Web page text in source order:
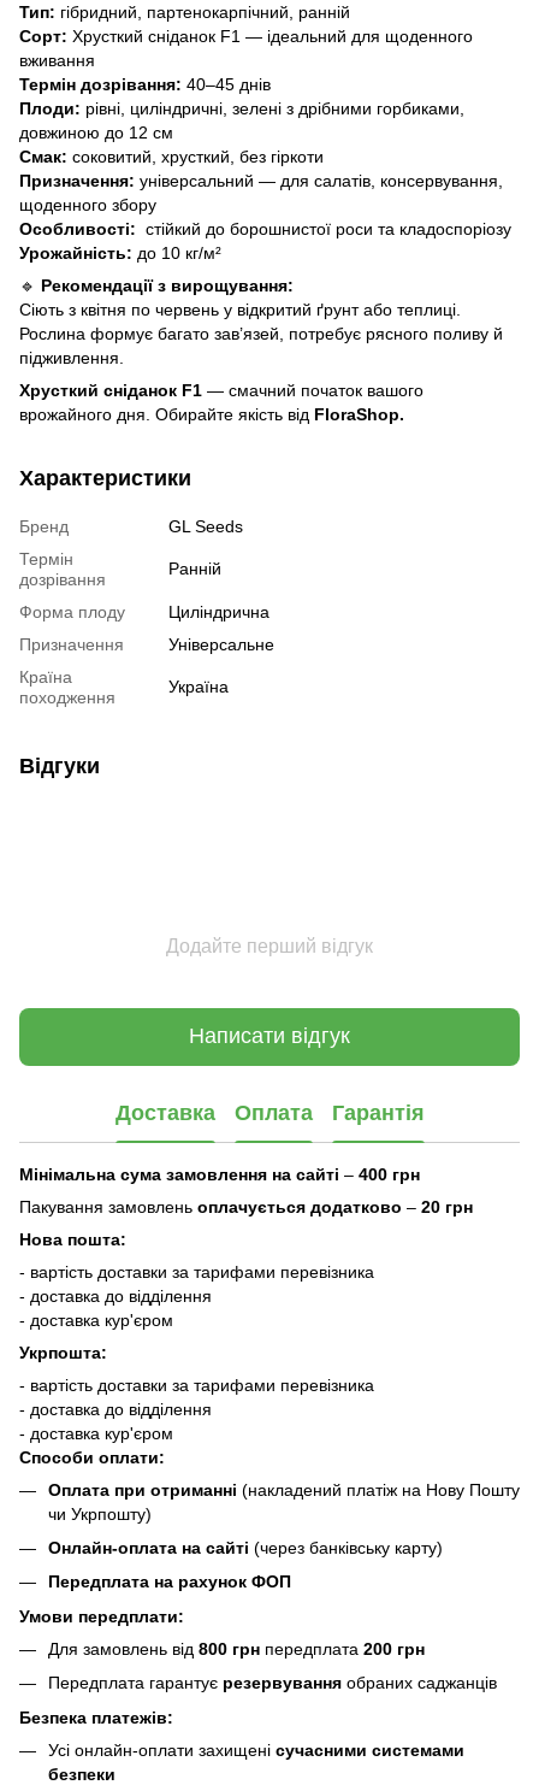
Тип: гібридний, партенокарпічний, ранній
Сорт: Хрусткий сніданок F1 — ідеальний для щоденного
вживання
Термін дозрівання: 40–45 днів
Плоди: рівні, циліндричні, зелені з дрібними горбиками,
довжиною до 12 см
Смак: соковитий, хрусткий, без гіркоти
Призначення: універсальний — для салатів, консервування,
щоденного збору
Особливості: стійкий до борошнистої роси та кладоспоріозу
Урожайність: до 10 кг/м²
🔹 Рекомендації з вирощування:
Сіють з квітня по червень у відкритий ґрунт або теплиці.
Рослина формує багато зав’язей, потребує рясного поливу й
підживлення.
Хрусткий сніданок F1 — смачний початок вашого
врожайного дня. Обирайте якість від FloraShop.
Характеристики
Бренд
GL Seeds
Термін
дозрівання
Ранній
Форма плоду
Циліндрична
Призначення
Універсальне
Країна
походження
Україна
Відгуки
Додайте перший відгук
Написати відгук
Доставка Оплата Гарантія
Мінімальна сума замовлення на сайті – 400 грн
Пакування замовлень оплачується додатково – 20 грн
Нова пошта:
- вартість доставки за тарифами перевізника
- доставка до відділення
- доставка кур'єром
Укрпошта:
- вартість доставки за тарифами перевізника
- доставка до відділення
- доставка кур'єром
Способи оплати:
Оплата при отриманні (накладений платіж на Нову Пошту
чи Укрпошту)
Онлайн-оплата на сайті (через банківську карту)
Передплата на рахунок ФОП
Умови передплати:
Для замовлень від 800 грн передплата 200 грн
Передплата гарантує резервування обраних саджанців
Безпека платежів:
Усі онлайн-оплати захищені сучасними системами
безпеки